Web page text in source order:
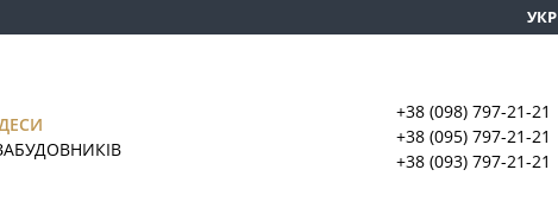
УКР
+38 (098) 797-21-21
+38 (095) 797-21-21
+38 (093) 797-21-21